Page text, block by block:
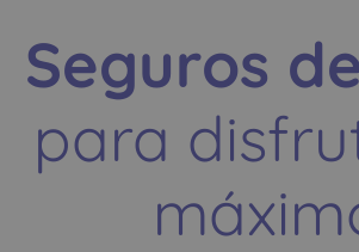
Seguros
para